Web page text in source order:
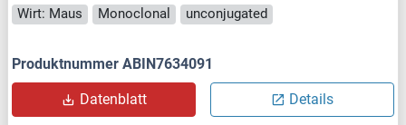
Wirt: Maus
Monoclonal unconjugated
Produktnummer ABIN7634091
Datenblatt Details